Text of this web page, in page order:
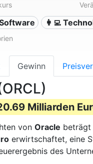
👩‍💻
Gewinn
Milliarden
von Oracle beträgt
erwirtschaftet, eine
des